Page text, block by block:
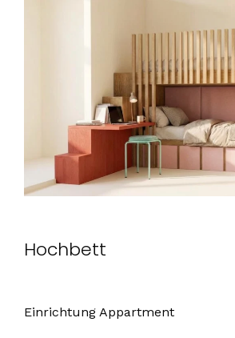
Hochbett
Einrichtung Appartment